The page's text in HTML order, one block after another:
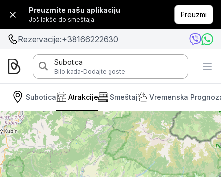
Preuzmite našu aplikaciju
Još lakše do smeštaja.
Preuzmi
Rezervacije:+38166222630
Subotica
Bilo kada·Dodajte goste
Subotica Smeštaj
Atrakcije Vremenska